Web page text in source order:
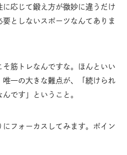
応じて鍛え方が微妙に違うだけ
としないスポーツなんてありま
筋トレなんですな。ほんといい
一の大きな難点が、「続けられ
です」ということ。
フォーカスしてみます。ポイン